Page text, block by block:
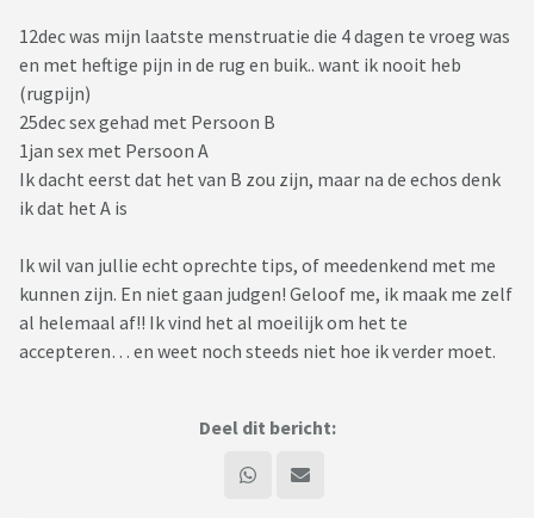
12dec was mijn laatste menstruatie die 4 dagen te vroeg was
en met heftige pijn in de rug en buik.. want ik nooit heb
(rugpijn)
25dec sex gehad met Persoon B
1jan sex met Persoon A
Ik dacht eerst dat het van B zou zijn, maar na de echos denk
ik dat het A is
Ik wil van jullie echt oprechte tips, of meedenkend met me
kunnen zijn. En niet gaan judgen! Geloof me, ik maak me zelf
al helemaal af!! Ik vind het al moeilijk om het te
accepteren… en weet noch steeds niet hoe ik verder moet.
Deel dit bericht: